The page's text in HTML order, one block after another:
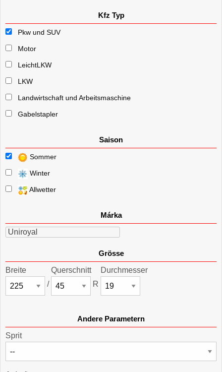
Kfz Typ
Pkw und SUV
Motor
LeichtLKW
LKW
Landwirtschaft und Arbeitsmaschine
Gabelstapler
Saison
Sommer
Winter
Allwetter
Márka
Uniroyal
Grösse
Breite
/
Querschnitt
R
Durchmesser
Andere Parametern
Sprit